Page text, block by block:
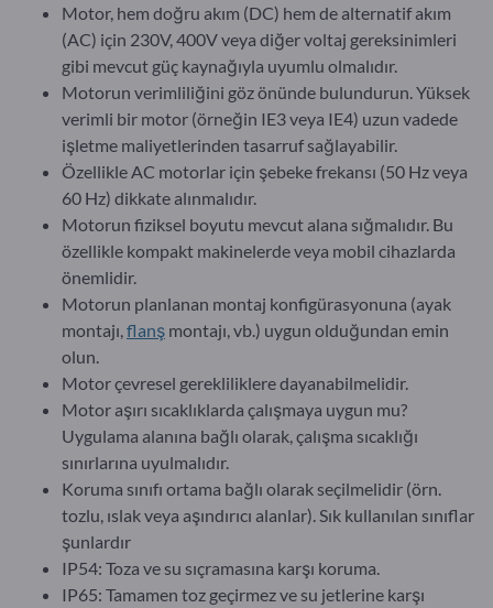
Motor, hem doğru akım (DC) hem de alternatif akım
(AC) için 230V, 400V veya diğer voltaj gereksinimleri
gibi mevcut güç kaynağıyla uyumlu olmalıdır.
Motorun verimliliğini göz önünde bulundurun. Yüksek
verimli bir motor (örneğin IE3 veya IE4) uzun vadede
işletme maliyetlerinden tasarruf sağlayabilir.
Özellikle AC motorlar için şebeke frekansı (50 Hz veya
60 Hz) dikkate alınmalıdır.
Motorun fiziksel boyutu mevcut alana sığmalıdır. Bu
özellikle kompakt makinelerde veya mobil cihazlarda
önemlidir.
Motorun planlanan montaj konfigürasyonuna (ayak
montajı, flanş montajı, vb.) uygun olduğundan emin
olun.
Motor çevresel gerekliliklere dayanabilmelidir.
Motor aşırı sıcaklıklarda çalışmaya uygun mu?
Uygulama alanına bağlı olarak, çalışma sıcaklığı
sınırlarına uyulmalıdır.
Koruma sınıfı ortama bağlı olarak seçilmelidir (örn.
tozlu, ıslak veya aşındırıcı alanlar). Sık kullanılan sınıflar
şunlardır
IP54: Toza ve su sıçramasına karşı koruma.
IP65: Tamamen toz geçirmez ve su jetlerine karşı